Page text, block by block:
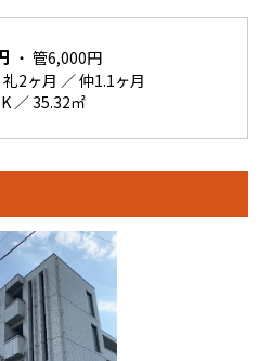
・ 管6,000円
2ヶ月 ／ 仲1.1ヶ月
／ 35.32㎡